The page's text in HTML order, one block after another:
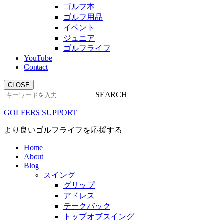
ゴルフ本
ゴルフ用品
イベント
ジュニア
ゴルフライフ
YouTube
Contact
CLOSE
SEARCH
GOLFERS SUPPORT
より良いゴルフライフを応援する
Home
About
Blog
スイング
グリップ
アドレス
テークバック
トップオブスイング